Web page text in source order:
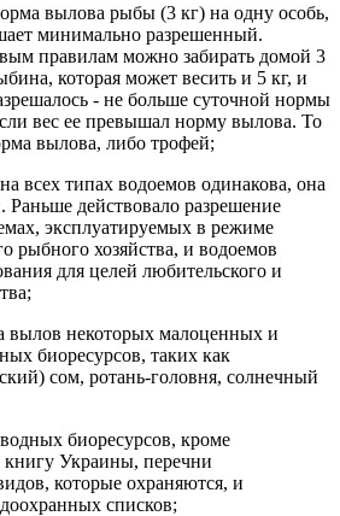
вылова рыбы (3 кг) на одну особь,
минимально разрешенный.
правилам можно забирать домой 3
которая может весить и 5 кг, и
- не больше суточной нормы
вес ее превышал норму вылова. То
вылова, либо трофей;
всех типах водоемов одинакова, она
Раньше действовало разрешение
эксплуатируемых в режиме
рыбного хозяйства, и водоемов
для целей любительского и
вылов некоторых малоценных и
биоресурсов, таких как
сом, ротань-головня, солнечный
биоресурсов, кроме
Украины, перечни
которые охраняются, и
списков;